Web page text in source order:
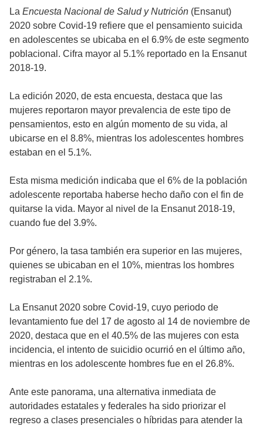
La Encuesta Nacional de Salud y Nutrición (Ensanut)
2020 sobre Covid-19 refiere que el pensamiento suicida
en adolescentes se ubicaba en el 6.9% de este segmento
poblacional. Cifra mayor al 5.1% reportado en la Ensanut
2018-19.
La edición 2020, de esta encuesta, destaca que las
mujeres reportaron mayor prevalencia de este tipo de
pensamientos, esto en algún momento de su vida, al
ubicarse en el 8.8%, mientras los adolescentes hombres
estaban en el 5.1%.
Esta misma medición indicaba que el 6% de la población
adolescente reportaba haberse hecho daño con el fin de
quitarse la vida. Mayor al nivel de la Ensanut 2018-19,
cuando fue del 3.9%.
Por género, la tasa también era superior en las mujeres,
quienes se ubicaban en el 10%, mientras los hombres
registraban el 2.1%.
La Ensanut 2020 sobre Covid-19, cuyo periodo de
levantamiento fue del 17 de agosto al 14 de noviembre de
2020, destaca que en el 40.5% de las mujeres con esta
incidencia, el intento de suicidio ocurrió en el último año,
mientras en los adolescente hombres fue en el 26.8%.
Ante este panorama, una alternativa inmediata de
autoridades estatales y federales ha sido priorizar el
regreso a clases presenciales o híbridas para atender la